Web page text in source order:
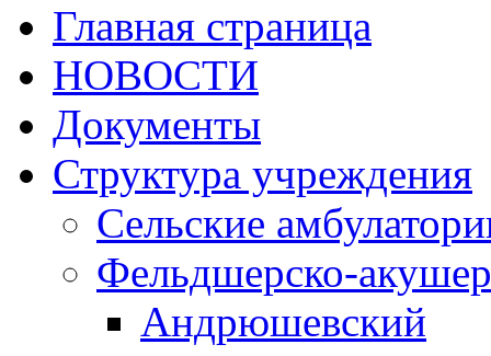
Главная страница
НОВОСТИ
Документы
Структура учреждения
Сельские
Фельдшерско-
Андрюшевский